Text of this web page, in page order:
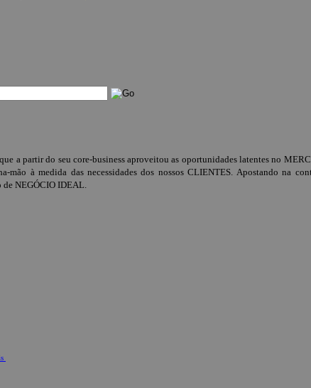
a partir do seu core-business aproveitou as oportunidades latentes no
mão à medida das necessidades dos nossos CLIENTES. Apostando na
NEGÓCIO IDEAL.